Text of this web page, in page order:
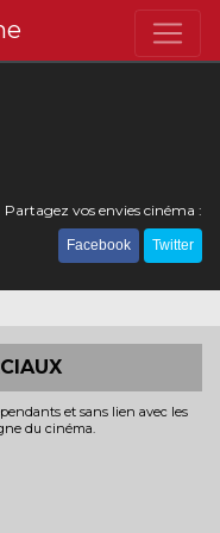
Partagez vos envies cinéma :
Facebook Twitter
et sans lien avec les
du cinéma.